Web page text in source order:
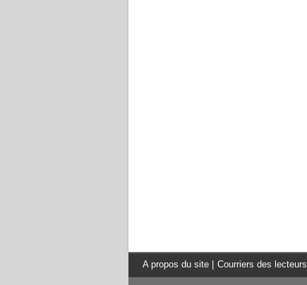
A propos du site Courriers des lecteurs